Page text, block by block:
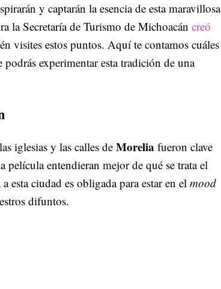
y captarán la esencia de esta maravillosa
la Secretaría de Turismo de Michoacán creó
visites estos puntos. Aquí te contamos cuáles
experimentar esta tradición de una
iglesias y las calles de Morelia fueron clave
película entendieran mejor de qué se trata el
esta ciudad es obligada para estar en el mood
difuntos.